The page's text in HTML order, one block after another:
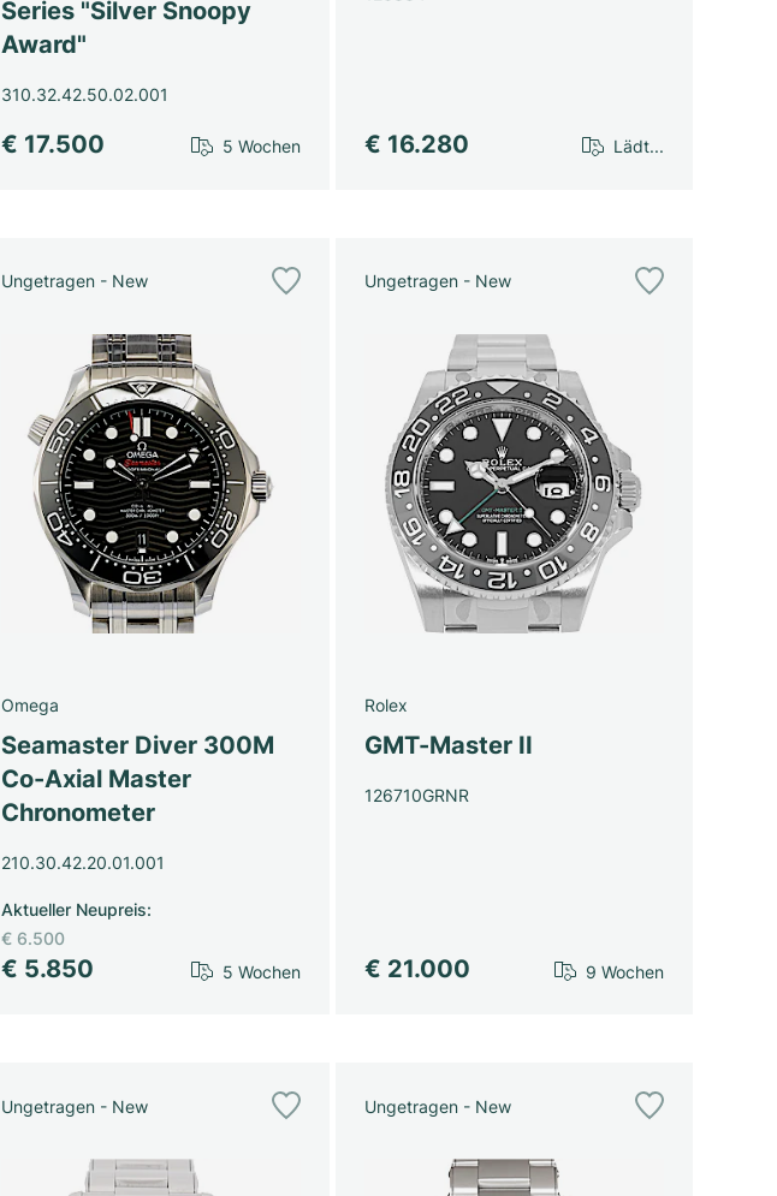
Series "Silver Snoopy
Award"
310.32.42.50.02.001
€ 17.500 5 Wochen € 16.280 Lädt...
Ungetragen - New
Omega
Seamaster Diver 300M
Co-Axial Master
Chronometer
210.30.42.20.01.001
€ 5.850
Aktueller Neupreis:
€ 6.500
5 Wochen
Ungetragen - New
Rolex
GMT-Master II
126710GRNR
€ 21.000 9 Wochen
Ungetragen - New Ungetragen - New